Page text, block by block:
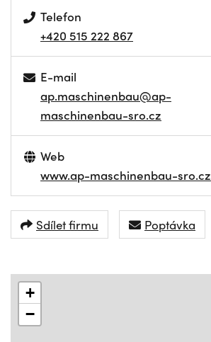
Telefon
+420 515 222 867
E-mail
ap.maschinenbau@ap-
maschinenbau-sro.cz
Web
www.ap-maschinenbau-sro.cz
Sdílet firmu Poptávka
+
−